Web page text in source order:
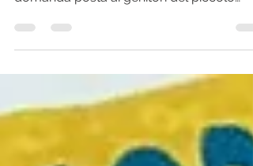
termine di una visita pedodontica, alla
domanda posta ai genitori del piccolo
paziente “Giacomo...